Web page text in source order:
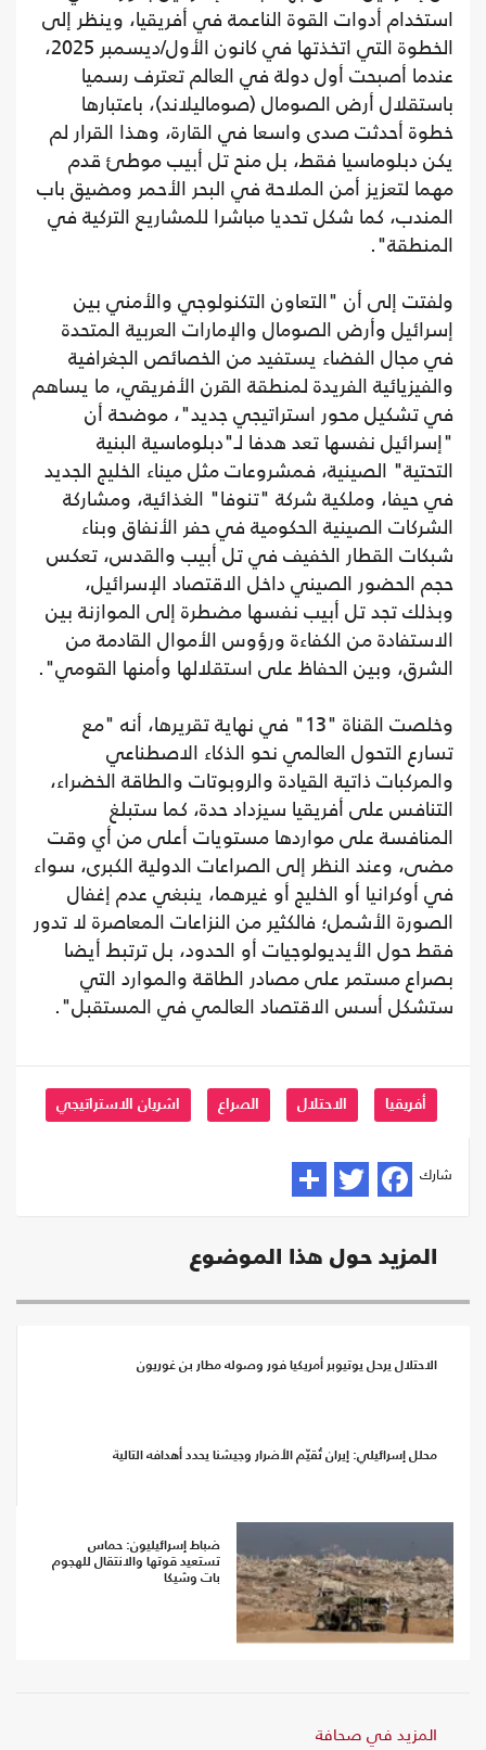
استخدام أدوات القوة الناعمة في أفريقيا، وينظر إلى
الخطوة التي اتخذتها في كانون الأول/ديسمبر 2025،
عندما أصبحت أول دولة في العالم تعترف رسميا
باستقلال أرض الصومال (صوماليلاند)، باعتبارها
خطوة أحدثت صدى واسعا في القارة، وهذا القرار لم
يكن دبلوماسيا فقط، بل منح تل أبيب موطئ قدم
مهما لتعزيز أمن الملاحة في البحر الأحمر ومضيق باب
المندب، كما شكل تحديا مباشرا للمشاريع التركية في
المنطقة".
ولفتت إلى أن "التعاون التكنولوجي والأمني بين
إسرائيل وأرض الصومال والإمارات العربية المتحدة
في مجال الفضاء يستفيد من الخصائص الجغرافية
والفيزيائية الفريدة لمنطقة القرن الأفريقي، ما يساهم
في تشكيل محور استراتيجي جديد"، موضحة أن
"إسرائيل نفسها تعد هدفا لـ"دبلوماسية البنية
التحتية" الصينية، فمشروعات مثل ميناء الخليج الجديد
في حيفا، وملكية شركة "تنوفا" الغذائية، ومشاركة
الشركات الصينية الحكومية في حفر الأنفاق وبناء
شبكات القطار الخفيف في تل أبيب والقدس، تعكس
حجم الحضور الصيني داخل الاقتصاد الإسرائيل،
وبذلك تجد تل أبيب نفسها مضطرة إلى الموازنة بين
الاستفادة من الكفاءة ورؤوس الأموال القادمة من
الشرق، وبين الحفاظ على استقلالها وأمنها القومي".
وخلصت القناة "13" في نهاية تقريرها، أنه "مع
تسارع التحول العالمي نحو الذكاء الاصطناعي
والمركبات ذاتية القيادة والروبوتات والطاقة الخضراء،
التنافس على أفريقيا سيزداد حدة، كما ستبلغ
المنافسة على مواردها مستويات أعلى من أي وقت
مضى، وعند النظر إلى الصراعات الدولية الكبرى، سواء
في أوكرانيا أو الخليج أو غيرهما، ينبغي عدم إغفال
الصورة الأشمل؛ فالكثير من النزاعات المعاصرة لا تدور
فقط حول الأيديولوجيات أو الحدود، بل ترتبط أيضا
بصراع مستمر على مصادر الطاقة والموارد التي
ستشكل أسس الاقتصاد العالمي في المستقبل".
أفريقيا الاحتلال الصراع اشريان الاستراتيجي
شارك
المزيد حول هذا الموضوع
الاحتلال يرحل يوتيوبر أمريكيا فور وصوله مطار بن غوريون
محلل إسرائيلي: إيران تُقيّم الأضرار وجيشنا يحدد أهدافه التالية
ضباط إسرائيليون: حماس
تستعيد قوتها والانتقال للهجوم
بات وشيكا
المزيد في صحافة